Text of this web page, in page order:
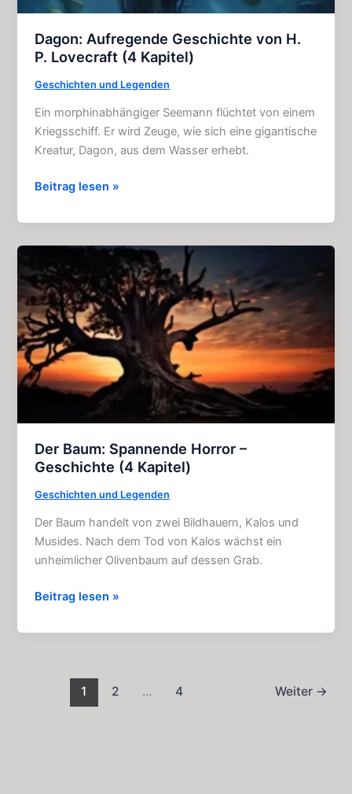
Dagon: Aufregende Geschichte von H.
P. Lovecraft (4 Kapitel)
Geschichten und Legenden
Ein morphinabhängiger Seemann flüchtet von einem
Kriegsschiff. Er wird Zeuge, wie sich eine gigantische
Kreatur, Dagon, aus dem Wasser erhebt.
Dagon:
Geschichte
von
P.
Lovecraft
(4
Kapitel)
Beitrag lesen »
Der Baum: Spannende Horror –
Geschichte (4 Kapitel)
Geschichten und Legenden
Der Baum handelt von zwei Bildhauern, Kalos und
Musides. Nach dem Tod von Kalos wächst ein
unheimlicher Olivenbaum auf dessen Grab.
Der
Spannende
Geschichte
Beitrag lesen »
1 2 … 4 Weiter →